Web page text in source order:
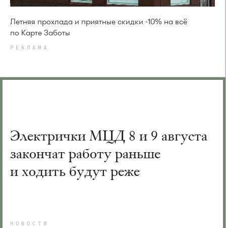
Летняя прохлада и приятные скидки -10% на всё
по Карте Заботы
РЕКЛАМА
Электрички МЦД 8 и 9 августа
закончат работу раньше
и ходить будут реже
НОВОСТИ